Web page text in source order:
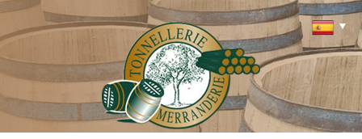
Panel de gestión de cookies